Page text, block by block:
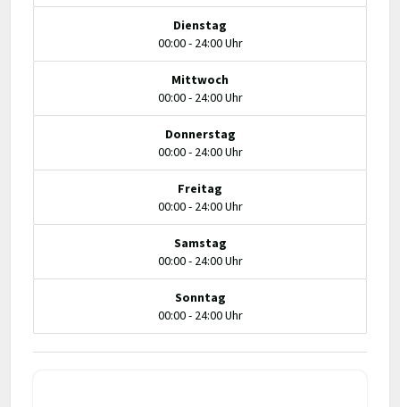
Dienstag
00:00 - 24:00 Uhr
Mittwoch
00:00 - 24:00 Uhr
Donnerstag
00:00 - 24:00 Uhr
Freitag
00:00 - 24:00 Uhr
Samstag
00:00 - 24:00 Uhr
Sonntag
00:00 - 24:00 Uhr